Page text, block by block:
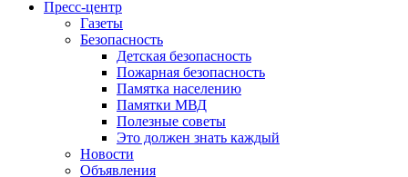
Пресс-центр
Газеты
Безопасность
Детская безопасность
Пожарная безопасность
Памятка населению
Памятки МВД
Полезные советы
Это должен знать каждый
Новости
Объявления